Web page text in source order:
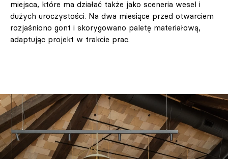
miejsca, które ma działać także jako sceneria wesel i
dużych uroczystości. Na dwa miesiące przed otwarciem
rozjaśniono gont i skorygowano paletę materiałową,
adaptując projekt w trakcie prac.